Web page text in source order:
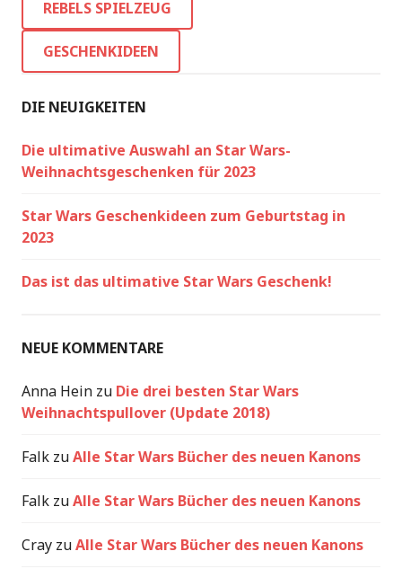
REBELS SPIELZEUG
GESCHENKIDEEN
DIE NEUIGKEITEN
Die ultimative Auswahl an Star Wars-
Weihnachtsgeschenken für 2023
Star Wars Geschenkideen zum Geburtstag in
2023
Das ist das ultimative Star Wars Geschenk!
NEUE KOMMENTARE
Anna Hein zu Die drei besten Star Wars
Weihnachtspullover (Update 2018)
Falk zuAlle Star Wars Bücher des neuen Kanons
Falk zuAlle Star Wars Bücher des neuen Kanons
Cray zuAlle Star Wars Bücher des neuen Kanons